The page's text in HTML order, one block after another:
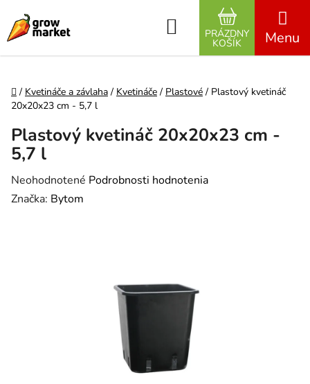
Hľadať
NÁKUPNÝ
PRÁZDNY
KOŠÍK
Domov
/ Kvetináče a závlaha / Kvetináče / Plastové / Plastový kvetináč
20x20x23 cm - 5,7 l
Plastový kvetináč 20x20x23 cm -
5,7 l
Priemerné hodnotenie produktu je 0,0 z 5 hviezdičiek.
Neohodnotené Podrobnosti hodnotenia
Značka: Bytom